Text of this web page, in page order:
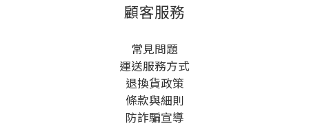
顧客服務
常見問題
運送服務方式
退換貨政策
條款與細則
防詐騙宣導